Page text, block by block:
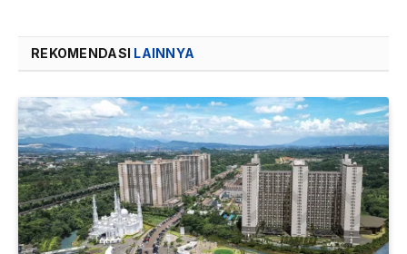
REKOMENDASI LAINNYA